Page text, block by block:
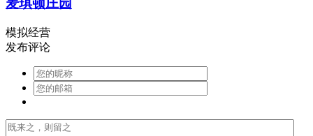
麦琪顿庄园
模拟经营
发布评论